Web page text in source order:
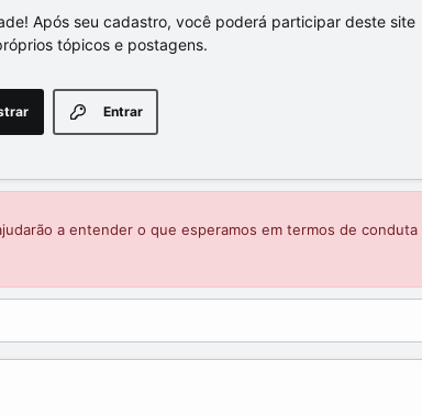
Após seu cadastro, você poderá participar deste site
tópicos e postagens.
Entrar
a entender o que esperamos em termos de conduta